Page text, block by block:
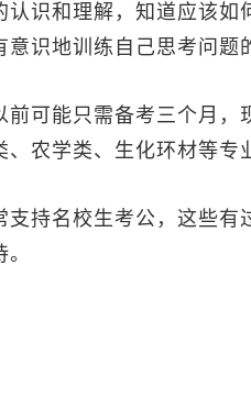
识和理解，知道应该如
识地训练自己思考问题
能只需备考三个月，
农学类、生化环材等专
名校生考公，这些有